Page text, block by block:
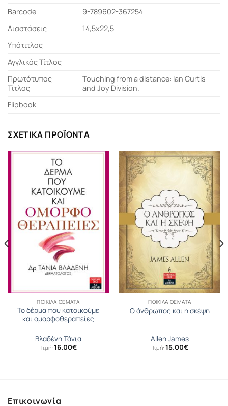
Barcode
9-789602-367254
Διαστάσεις
14,5x22,5
Υπότιτλος
Αγγλικός Τίτλος
Πρωτότυπος
Τίτλος
Touching from a distance: Ian Curtis
and Joy Division.
Flipbook
ΣΧΕΤΙΚΆ ΠΡΟΪΌΝΤΑ
ΠΟΙΚΊΛΑ ΘΈΜΑΤΑ
Το δέρμα που κατοικούμε
και ομορφοθεραπείες
Βλαδένη Τάνια
Τιμή: 16.00€
ΠΟΙΚΊΛΑ ΘΈΜΑΤΑ
Ο άνθρωπος και η σκέψη
Allen James
Τιμή: 15.00€
Επικοινωνία